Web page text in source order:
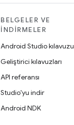
BELGELER VE
İNDIRMELER
Android Studio kılavuzu
Geliştirici kılavuzları
API referansı
Studio'yu indir
Android NDK